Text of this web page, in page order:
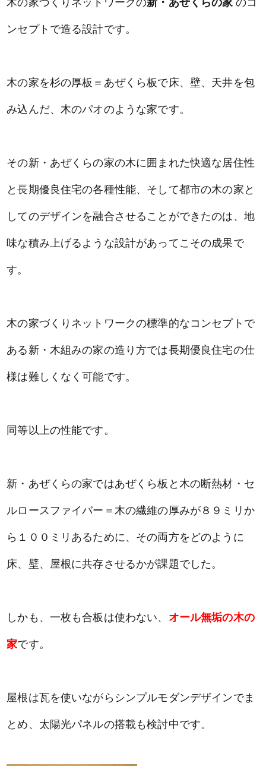
ンセプトで造る設計です。
木の家を杉の厚板＝あぜくら板で床、壁、天井を包
み込んだ、木のパオのような家です。
その新・あぜくらの家の木に囲まれた快適な居住性
と長期優良住宅の各種性能、そして都市の木の家と
してのデザインを融合させることができたのは、地
味な積み上げるような設計があってこその成果で
す。
木の家づくりネットワークの標準的なコンセプトで
ある新・木組みの家の造り方では長期優良住宅の仕
様は難しくなく可能です。
同等以上の性能です。
新・あぜくらの家ではあぜくら板と木の断熱材・セ
ルロースファイバー＝木の繊維の厚みが８９ミリか
ら１００ミリあるために、その両方をどのように
床、壁、屋根に共存させるかが課題でした。
しかも、一枚も合板は使わない、 オール無垢の木の
家です。
屋根は瓦を使いながらシンプルモダンデザインでま
とめ、太陽光パネルの搭載も検討中です。